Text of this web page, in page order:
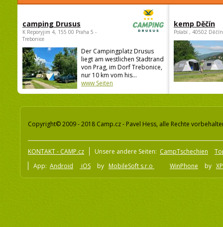
camping Drusus
K Reporyjim 4, 155 00 Praha 5 -
Trebonice
Der Campingplatz Drusus
liegt am westlichen Stadtrand
von Prag, im Dorf Trebonice,
nur 10 km vom his...
www Seiten
kemp Děčín
Polabí , 40502 Děčín
Copyright© 2009 - 2018 Camp.cz - Pavel Hess, alle Rechte
KONTAKT - CAMP.cz Unsere andere Seiten: CampTschechien
App: Android iOS by MobileSoft s.r.o WinPhone by